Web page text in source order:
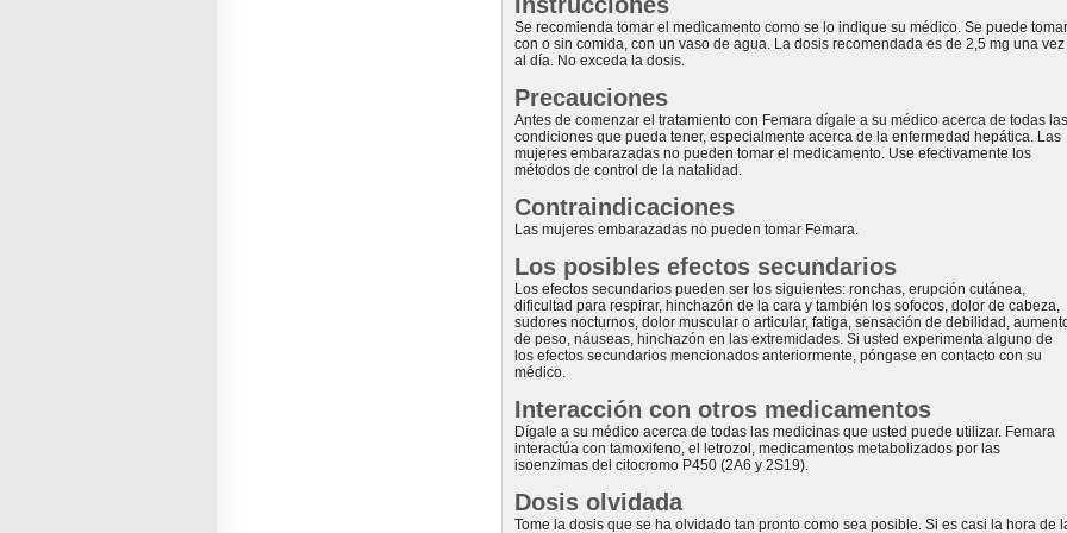
Se recomienda tomar el medicamento como se lo indique su médico. Se puede tomar
con o sin comida, con un vaso de agua. La dosis recomendada es de 2,5 mg una vez
al día. No exceda la dosis.
Precauciones
Antes de comenzar el tratamiento con Femara dígale a su médico acerca de todas las
condiciones que pueda tener, especialmente acerca de la enfermedad hepática. Las
mujeres embarazadas no pueden tomar el medicamento. Use efectivamente los
métodos de control de la natalidad.
Contraindicaciones
Las mujeres embarazadas no pueden tomar Femara.
Los posibles efectos secundarios
Los efectos secundarios pueden ser los siguientes: ronchas, erupción cutánea,
dificultad para respirar, hinchazón de la cara y también los sofocos, dolor de cabeza,
sudores nocturnos, dolor muscular o articular, fatiga, sensación de debilidad,
de peso, náuseas, hinchazón en las extremidades. Si usted experimenta alguno de
los efectos secundarios mencionados anteriormente, póngase en contacto con su
médico.
Interacción con otros medicamentos
Dígale a su médico acerca de todas las medicinas que usted puede utilizar. Femara
interactúa con tamoxifeno, el letrozol, medicamentos metabolizados por las
isoenzimas del citocromo P450 (2A6 y 2S19).
Dosis olvidada
Tome la dosis que se ha olvidado tan pronto como sea posible. Si es casi la hora de